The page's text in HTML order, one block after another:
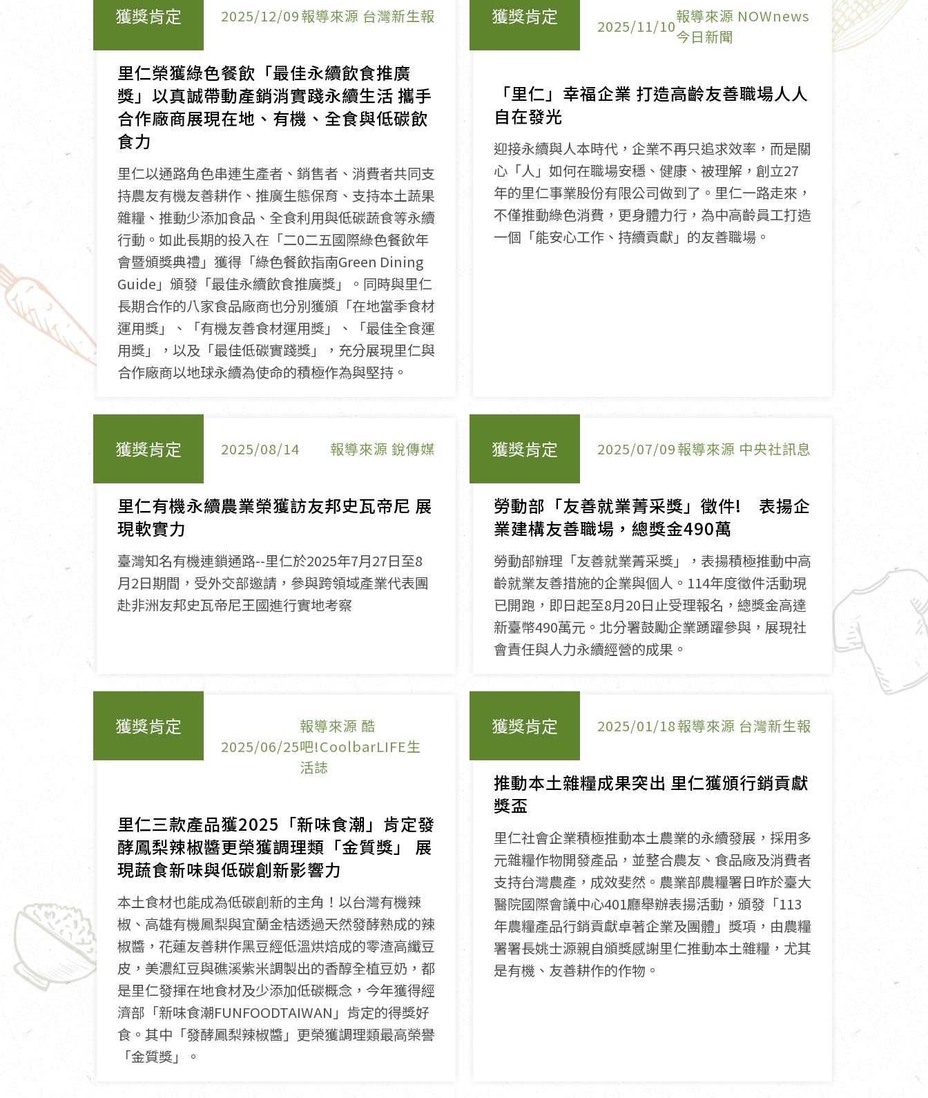
獲獎肯定 2025/12/09報導來源 台灣新生報
里仁榮獲綠色餐飲「最佳永續飲食推廣
獎」以真誠帶動產銷消實踐永續生活 攜手
合作廠商展現在地、有機、全食與低碳飲
食力
里仁以通路角色串連生產者、銷售者、消費者共同支
持農友有機友善耕作、推廣生態保育、支持本土蔬果
雜糧、推動少添加食品、全食利用與低碳蔬食等永續
行動。如此長期的投入在「二0二五國際綠色餐飲年
會暨頒獎典禮」獲得「綠色餐飲指南Green Dining
Guide」頒發「最佳永續飲食推廣獎」。同時與里仁
長期合作的八家食品廠商也分別獲頒「在地當季食材
運用獎」、「有機友善食材運用獎」、「最佳全食運
用獎」，以及「最佳低碳實踐獎」，充分展現里仁與
合作廠商以地球永續為使命的積極作為與堅持。
獲獎肯定 2025/11/10
報導來源 NOWnews
今日新聞
「里仁」幸福企業 打造高齡友善職場人人
自在發光
迎接永續與人本時代，企業不再只追求效率，而是關
心「人」如何在職場安穩、健康、被理解，創立27
年的里仁事業股份有限公司做到了。里仁一路走來，
不僅推動綠色消費，更身體力行，為中高齡員工打造
一個「能安心工作、持續貢獻」的友善職場。
獲獎肯定 2025/08/14 報導來源 銳傳媒
里仁有機永續農業榮獲訪友邦史瓦帝尼 展
現軟實力
臺灣知名有機連鎖通路--里仁於2025年7月27日至8
月2日期間，受外交部邀請，參與跨領域產業代表團
赴非洲友邦史瓦帝尼王國進行實地考察
獲獎肯定 2025/07/09報導來源 中央社訊息
勞動部「友善就業菁采獎」徵件! 表揚企
業建構友善職場，總獎金490萬
勞動部辦理「友善就業菁采獎」，表揚積極推動中高
齡就業友善措施的企業與個人。114年度徵件活動現
已開跑，即日起至8月20日止受理報名，總獎金高達
新臺幣490萬元。北分署鼓勵企業踴躍參與，展現社
會責任與人力永續經營的成果。
獲獎肯定
2025/06/25
報導來源 酷
吧!CoolbarLIFE生
活誌
里仁三款產品獲2025「新味食潮」肯定發
酵鳳梨辣椒醬更榮獲調理類「金質獎」 展
現蔬食新味與低碳創新影響力
本土食材也能成為低碳創新的主角！以台灣有機辣
椒、高雄有機鳳梨與宜蘭金桔透過天然發酵熟成的辣
椒醬，花蓮友善耕作黑豆經低溫烘焙成的零渣高纖豆
皮，美濃紅豆與礁溪紫米調製出的香醇全植豆奶，都
是里仁發揮在地食材及少添加低碳概念，今年獲得經
濟部「新味食潮FUNFOODTAIWAN」肯定的得獎好
食。其中「發酵鳳梨辣椒醬」更榮獲調理類最高榮譽
「金質獎」。
獲獎肯定 2025/01/18報導來源 台灣新生報
推動本土雜糧成果突出 里仁獲頒行銷貢獻
獎盃
里仁社會企業積極推動本土農業的永續發展，採用多
元雜糧作物開發產品，並整合農友、食品廠及消費者
支持台灣農產，成效斐然。農業部農糧署日昨於臺大
醫院國際會議中心401廳舉辦表揚活動，頒發「113
年農糧產品行銷貢獻卓著企業及團體」獎項，由農糧
署署長姚士源親自頒獎感謝里仁推動本土雜糧，尤其
是有機、友善耕作的作物。